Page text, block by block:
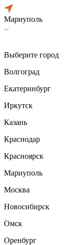
Мариуполь
Выберите город
Волгоград
Екатеринбург
Иркутск
Казань
Краснодар
Красноярск
Мариуполь
Москва
Новосибирск
Омск
Оренбург